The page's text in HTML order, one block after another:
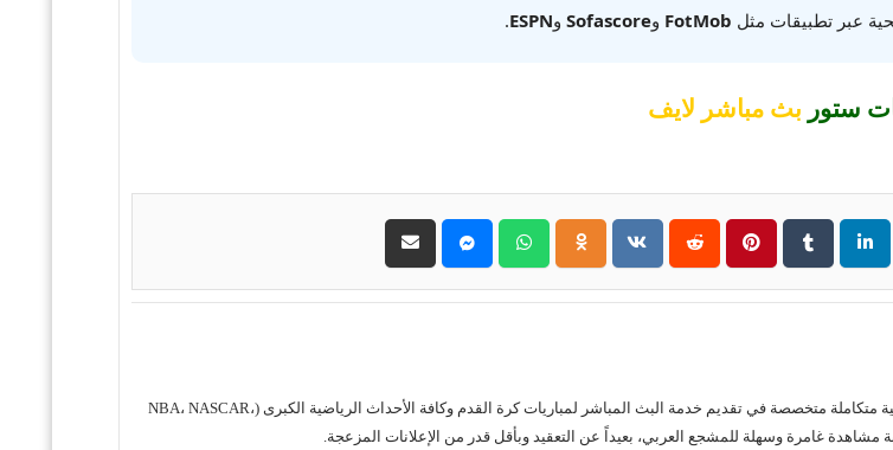
عبر تطبيقات مثل FotMob وSofascore وESPN
.
ستور بث مباشر لايف
حول موقع "مباريات ستور بث مباشر" موقع مباريات ستور هو منصة رياضية متكاملة متخصصة في تقديم خدمة البث المباشر لمباريات كرة القدم وكافة الأحداث الرياضية الكبرى (NBA، NASCAR،